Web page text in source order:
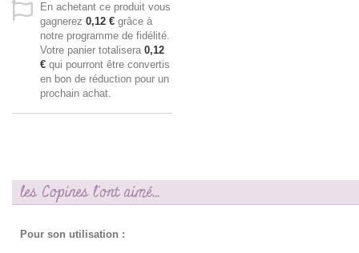
En achetant ce produit vous
gagnerez 0,12 € grâce à
notre programme de fidélité.
Votre panier totalisera 0,12
€ qui pourront être convertis
en bon de réduction pour un
prochain achat.
les Copines l'ont aimé...
Pour son utilisation :